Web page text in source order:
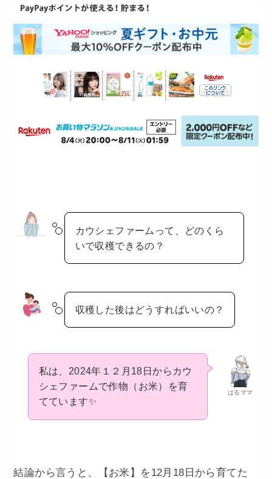
カウシェファームって、どのくら
いで収穫できるの？
収穫した後はどうすればいいの？
はるママ
私は、2024年１２月18日からカウ
シェファームで作物（お米）を育
てています✨
結論から言うと、【お米】を12月18日から育てた